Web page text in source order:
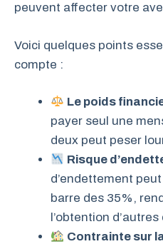
peuvent affecter votre
Voici quelques points
compte :
Le poids
payer seul une
deux peut peser
Risque
d’endettement
barre des 35%,
l’obtention
Contrainte sur